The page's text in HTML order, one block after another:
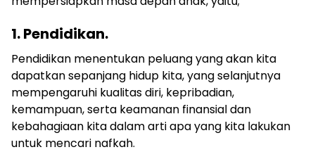
1. Pendidikan.
Pendidikan menentukan peluang yang akan kita
dapatkan sepanjang hidup kita, yang selanjutnya
mempengaruhi kualitas diri, kepribadian,
kemampuan, serta keamanan finansial dan
kebahagiaan kita dalam arti apa yang kita lakukan
untuk mencari nafkah.